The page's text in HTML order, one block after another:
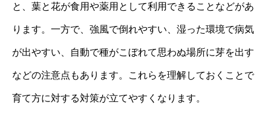
と、葉と花が食用や薬用として利用できることなどがあ
ります。一方で、強風で倒れやすい、湿った環境で病気
が出やすい、自動で種がこぼれて思わぬ場所に芽を出す
などの注意点もあります。これらを理解しておくことで
育て方に対する対策が立てやすくなります。